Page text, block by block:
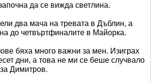
да се вижда светлина.
два мача на тревата в Дъблин, а
до четвъртфиналите в Майорка.
бяха много важни за мен. Изиграх
дни, а това не ми се беше случвало
Димитров.